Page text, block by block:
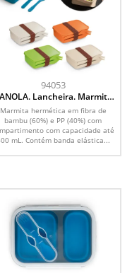
94053
Lancheira. Marmita
em fibra de bambu
(60%) e PP (40%) 600 mL
Marmita hermética em fibra de
bambu (60%) e PP (40%) com
com capacidade até
mL. Contém banda elástica...